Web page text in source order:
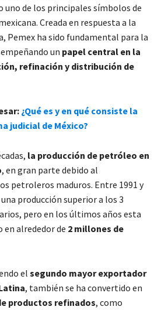
uno de los principales símbolos de
Creada en respuesta a la
Pemex ha sido fundamental para la
un papel central en la
refinación y distribución de
¿Qué es y en qué consiste la
judicial de México?
la producción de petróleo en
, en gran parte debido al
petroleros maduros. Entre 1991 y
producción superior a los 3
pero en los últimos años esta
en alrededor de 2 millones de
el segundo mayor exportador
, también se ha convertido en
productos refinados, como